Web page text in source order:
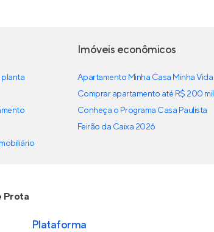
Imóveis econômicos
Apartamento Minha Casa Minha Vida
Comprar apartamento até R$ 200 mil
Conheça o Programa Casa Paulista
Feirão da Caixa 2026
Prota
Plataforma